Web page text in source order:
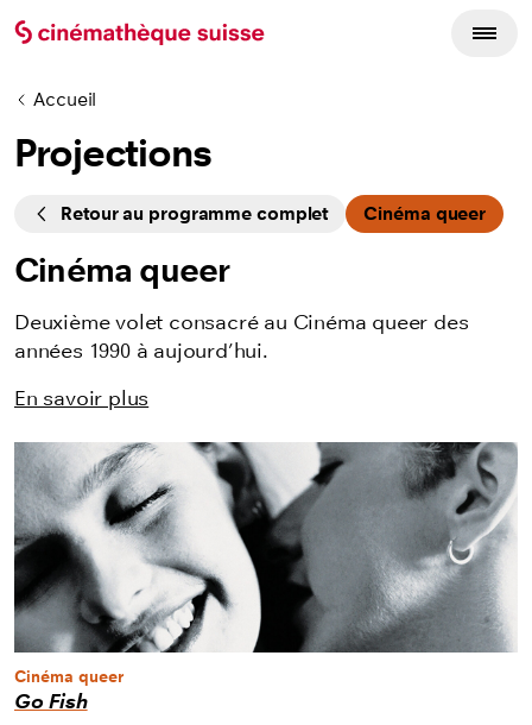
Accueil
Projections
CyclesRetour au programme complet Cinéma queer
Cinéma queer
Deuxième volet consacré au Cinéma queer des
années 1990 à aujourd’hui.
En savoir plus
Listing des films
Cinéma queer
Go Fish